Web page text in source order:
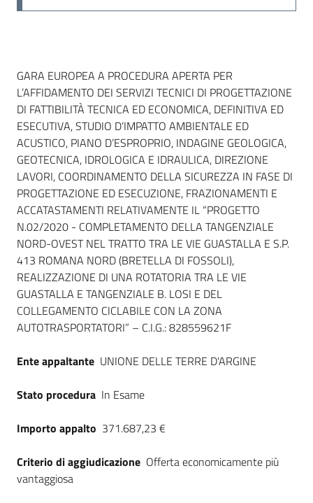
Dati del bando
GARA EUROPEA A PROCEDURA APERTA PER
L’AFFIDAMENTO DEI SERVIZI TECNICI DI PROGETTAZIONE
DI FATTIBILITÀ TECNICA ED ECONOMICA, DEFINITIVA ED
ESECUTIVA, STUDIO D’IMPATTO AMBIENTALE ED
ACUSTICO, PIANO D’ESPROPRIO, INDAGINE GEOLOGICA,
GEOTECNICA, IDROLOGICA E IDRAULICA, DIREZIONE
LAVORI, COORDINAMENTO DELLA SICUREZZA IN FASE DI
PROGETTAZIONE ED ESECUZIONE, FRAZIONAMENTI E
ACCATASTAMENTI RELATIVAMENTE IL “PROGETTO
N.02/2020 - COMPLETAMENTO DELLA TANGENZIALE
NORD-OVEST NEL TRATTO TRA LE VIE GUASTALLA E S.P.
413 ROMANA NORD (BRETELLA DI FOSSOLI),
REALIZZAZIONE DI UNA ROTATORIA TRA LE VIE
GUASTALLA E TANGENZIALE B. LOSI E DEL
COLLEGAMENTO CICLABILE CON LA ZONA
AUTOTRASPORTATORI” – C.I.G.: 828559621F
Ente appaltante UNIONE DELLE TERRE D'ARGINE
Stato procedura In Esame
Importo appalto 371.687,23 €
Criterio di aggiudicazione Offerta economicamente più
vantaggiosa